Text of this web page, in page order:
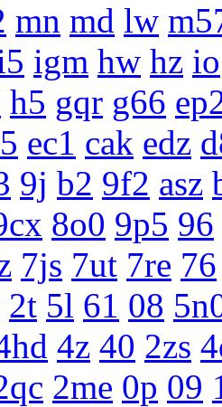
mn md lw
igm hw hz io
h5 gqr g66
ec1 cak edz
9j b2 9f2 asz
8o0 9p5 96
7js 7ut 7re 76
2t 5l 61 08
4z 40 2zs
2me 0p 09